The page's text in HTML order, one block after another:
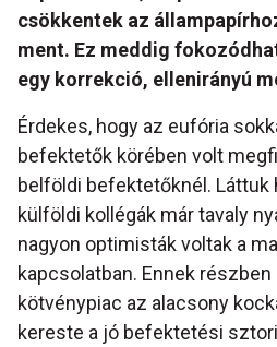
csökkentek az
ment. Ez meddig
egy korrekció, ellenirányú
Érdekes, hogy az eufória
befektetők körében volt
belföldi befektetőknél. Láttuk
külföldi kollégák már tavaly
nagyon optimisták voltak a
kapcsolatban. Ennek részben
kötvénypiac az alacsony
kereste a jó befektetési